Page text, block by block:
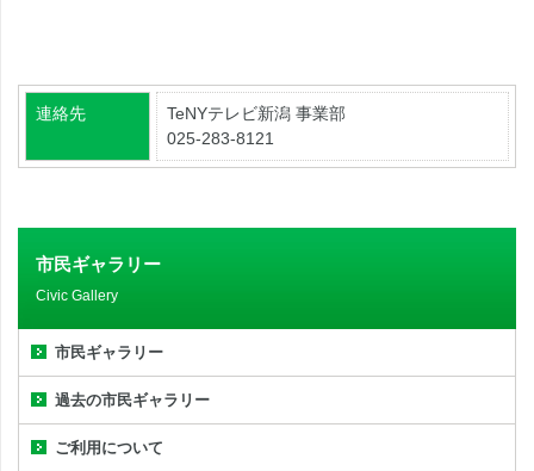
連絡先
TeNYテレビ新潟 事業部
025-283-8121
市民ギャラリー
Civic Gallery
市民ギャラリー
過去の市民ギャラリー
ご利用について